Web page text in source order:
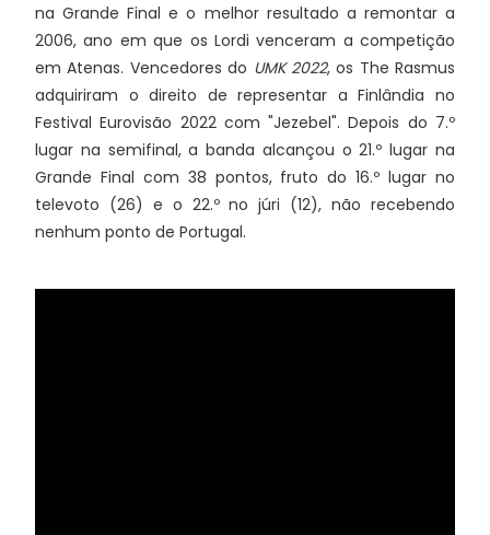
na Grande Final e o melhor resultado a remontar a
2006, ano em que os Lordi venceram a competição
em Atenas. Vencedores do UMK 2022, os The Rasmus
adquiriram o direito de representar a Finlândia no
Festival Eurovisão 2022 com "Jezebel". Depois do 7.º
lugar na semifinal, a banda alcançou o 21.º lugar na
Grande Final com 38 pontos, fruto do 16.º lugar no
televoto (26) e o 22.º no júri (12), não recebendo
nenhum ponto de Portugal.